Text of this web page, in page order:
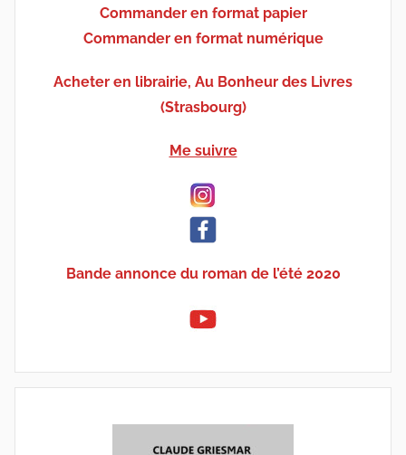
Commander en format papier
Commander en format numérique
Acheter en librairie, Au Bonheur des Livres
(Strasbourg)
Me suivre
Bande annonce du roman de l’été 2020